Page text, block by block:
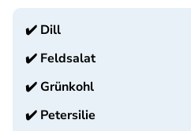
✔️ Dill
✔️ Feldsalat
✔️Grünkohl
✔️ Petersilie